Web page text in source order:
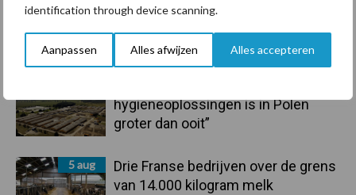
identification through device scanning.
Aanpassen Alles afwijzen Alles accepteren
6 aug
Tien praktische tips voor een
langere levensduur
hygieneoplossingen is in Polen
groter dan ooit”
5 aug
Drie Franse bedrijven over de grens
van 14.000 kilogram melk